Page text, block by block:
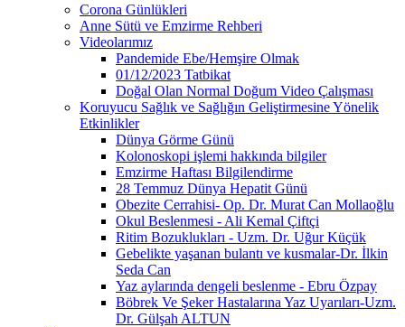
Corona Günlükleri
Anne Sütü ve Emzirme Rehberi
Videolarımız
Pandemide Ebe/Hemşire Olmak
01/12/2023 Tatbikat
Doğal Olan Normal Doğum Video Çalışması
Koruyucu Sağlık ve Sağlığın Geliştirmesine Yönelik
Etkinlikler
Dünya Görme Günü
Kolonoskopi işlemi hakkında bilgiler
Emzirme Haftası Bilgilendirme
28 Temmuz Dünya Hepatit Günü
Obezite Cerrahisi- Op. Dr. Murat Can Mollaoğlu
Okul Beslenmesi - Ali Kemal Çiftçi
Ritim Bozuklukları - Uzm. Dr. Uğur Küçük
Gebelikte yaşanan bulantı ve kusmalar-Dr. İlkin
Seda Can
Yaz aylarında dengeli beslenme - Ebru Özpay
Böbrek Ve Şeker Hastalarına Yaz Uyarıları-Uzm.
Dr. Gülşah ALTUN